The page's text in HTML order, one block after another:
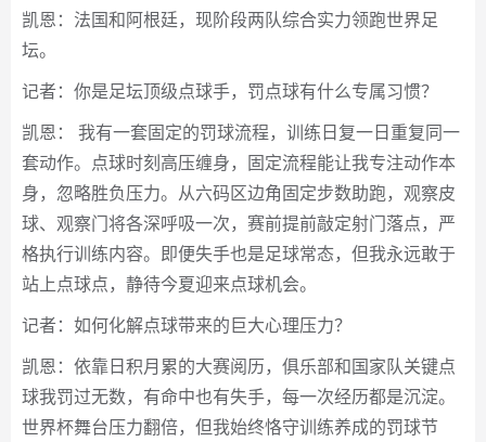
凯恩：法国和阿根廷，现阶段两队综合实力领跑世界足
坛。
记者：你是足坛顶级点球手，罚点球有什么专属习惯？
凯恩： 我有一套固定的罚球流程，训练日复一日重复同一
套动作。点球时刻高压缠身，固定流程能让我专注动作本
身，忽略胜负压力。从六码区边角固定步数助跑，观察皮
球、观察门将各深呼吸一次，赛前提前敲定射门落点，严
格执行训练内容。即便失手也是足球常态，但我永远敢于
站上点球点，静待今夏迎来点球机会。
记者：如何化解点球带来的巨大心理压力？
凯恩：依靠日积月累的大赛阅历，俱乐部和国家队关键点
球我罚过无数，有命中也有失手，每一次经历都是沉淀。
世界杯舞台压力翻倍，但我始终恪守训练养成的罚球节